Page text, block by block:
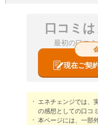
口コミ
最初の口コ
現在ご契
エネチェンジでは、
の感想としての口コ
本ページには、一部